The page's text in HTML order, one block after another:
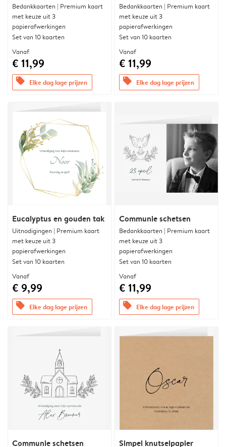
Bedankkaarten | Premium kaart
met keuze uit 3
papierafwerkingen
Set van 10 kaarten
Vanaf
€ 11,99
offers Elke dag lage prijzen
Bedankkaarten | Premium kaart
met keuze uit 3
papierafwerkingen
Set van 10 kaarten
Vanaf
€ 11,99
offers Elke dag lage prijzen
Eucalyptus en gouden tak
Uitnodigingen | Premium kaart
met keuze uit 3
papierafwerkingen
Set van 10 kaarten
Vanaf
€ 9,99
offers Elke dag lage prijzen
Communie schetsen
Bedankkaarten | Premium kaart
met keuze uit 3
papierafwerkingen
Set van 10 kaarten
Vanaf
€ 11,99
offers Elke dag lage prijzen
Communie schetsen Simpel knutselpapier